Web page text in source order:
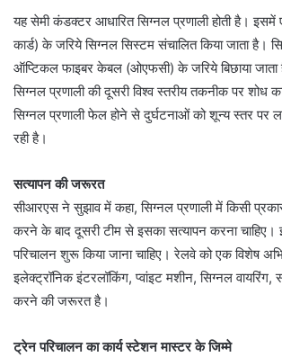
यह सेमी कंडक्टर आधारित सिग्नल प्रणाली होती है।
कार्ड) के जरिये सिग्नल सिस्टम संचालित किया जाता है।
ऑप्टिकल फाइबर केबल (ओएफसी) के जरिये बिछाया जाता
सिग्नल प्रणाली की दूसरी विश्व स्तरीय तकनीक पर शोध
सिग्नल प्रणाली फेल होने से दुर्घटनाओं को शून्य स्तर पर
रही है।
सत्यापन की जरूरत
सीआरएस ने सुझाव में कहा, सिग्नल प्रणाली में किसी
करने के बाद दूसरी टीम से इसका सत्यापन करना चाहिए।
परिचालन शुरू किया जाना चाहिए। रेलवे को एक विशेष
इलेक्ट्रॉनिक इंटरलॉकिंग, प्वांइट मशीन, सिग्नल वायरिंग,
करने की जरूरत है।
ट्रेन परिचालन का कार्य स्टेशन मास्टर के जिम्मे